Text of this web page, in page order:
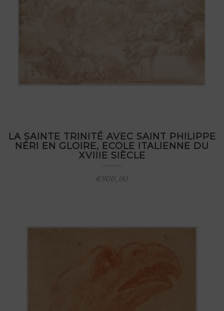
LA SAINTE TRINITÉ AVEC SAINT PHILIPPE
NÉRI EN GLOIRE, ECOLE ITALIENNE DU
XVIIIE SIÈCLE
€900,00